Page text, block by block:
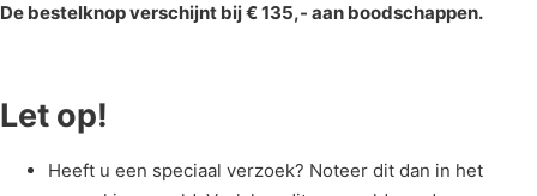
De bestelknop verschijnt bij € 135,- aan boodschappen.
Let op!
Heeft u een speciaal verzoek? Noteer dit dan in het